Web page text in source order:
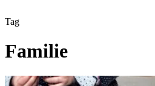
Tag
Familie